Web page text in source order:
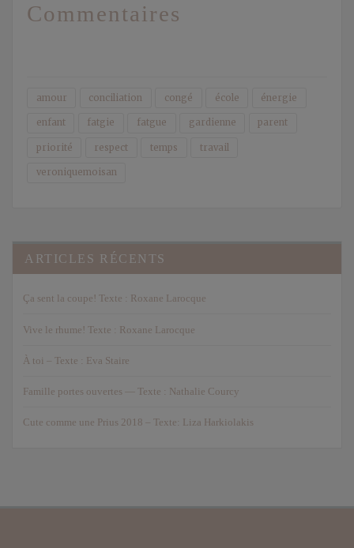
Commentaires
amour conciliation congé école énergie
enfant fatgie fatgue gardienne parent
priorité respect temps travail
veroniquemoisan
ARTICLES RÉCENTS
Ça sent la coupe! Texte : Roxane Larocque
Vive le rhume! Texte : Roxane Larocque
À toi – Texte : Eva Staire
Famille portes ouvertes — Texte : Nathalie Courcy
Cute comme une Prius 2018 – Texte: Liza Harkiolakis